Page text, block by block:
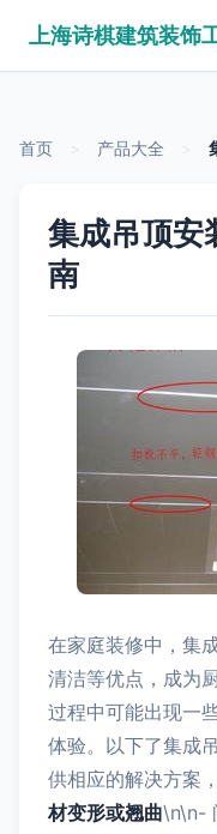
首页 产品大全
集成吊顶安
南
在家庭装修中，集
清洁等优点，成为
过程中可能出现一
体验。以下了集成
供相应的解决方案
材变形或翘曲\n\n-